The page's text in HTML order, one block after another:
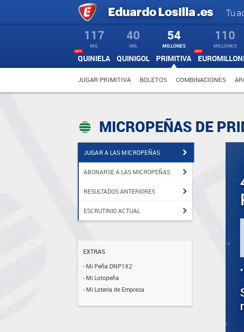
EduardoLosilla.es Tu
117
MIL
QUINIELA
HOY
40
MIL
QUINIGOL
54
MILLONES
PRIMITIVA
110
MILLONES
HOY
JUGAR PRIMITIVA BOLETOS COMBINACIONES
MICROPEÑAS DE
JUGAR A LAS MICROPEÑAS
ABONARSE A LAS MICROPEÑAS
RESULTADOS ANTERIORES
ESCRUTINIO ACTUAL
EXTRAS
- Mi Peña DNP1X2
- Mi Lotopeña
- Mi Lotería de Empresa